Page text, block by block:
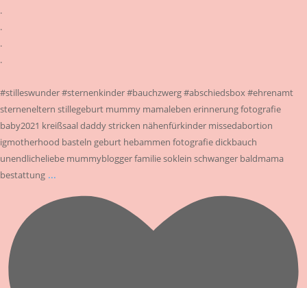
.
.
.
.
#stilleswunder #sternenkinder #bauchzwerg #abschiedsbox #ehrenamt
sterneneltern stillegeburt mummy mamaleben erinnerung fotografie
baby2021 kreißsaal daddy stricken nähenfürkinder missedabortion
igmotherhood basteln geburt hebammen fotografie dickbauch
unendlicheliebe mummyblogger familie soklein schwanger baldmama
bestattung ...